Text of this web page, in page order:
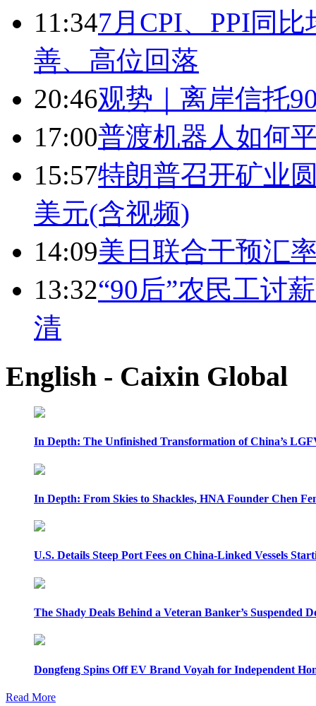
11:347月CPI、PPI同
善、高位回落
20:46观势｜离岸信托
17:00普渡机器人如何
15:57特朗普召开矿业
美元(含视频)
14:09美日联合干预汇
13:32“90后”农民工讨
清
English - Caixin Global
In Depth: The Unfinished Transformation of China’s
In Depth: From Skies to Shackles, HNA Founder Chen
U.S. Details Steep Port Fees on China-Linked Vessels
The Shady Deals Behind a Veteran Banker’s Suspended
Dongfeng Spins Off EV Brand Voyah for Independent
Read More